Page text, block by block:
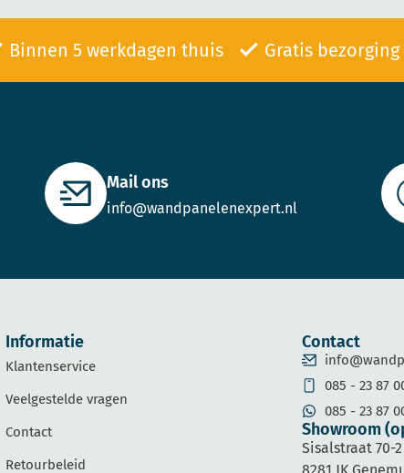
Binnen 5 werkdagen thuis Gratis
Mail ons
info@wandpanelenexpert.nl
Informatie
Klantenservice
Veelgestelde vragen
Contact
Retourbeleid
Contact
085 - 23 87
085 - 23 87
Showroom
Sisalstraat 70-2
8281 JK